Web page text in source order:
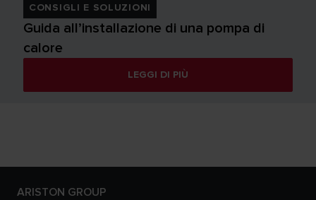
CONSIGLI E SOLUZIONI
Guida all’installazione di una pompa di
calore
LEGGI DI PIÙ
ARISTON GROUP